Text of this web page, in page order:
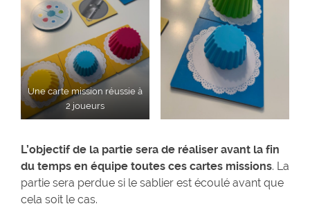
Une carte mission réussie à
2 joueurs
L’objectif de la partie sera de réaliser avant la fin
du temps en équipe toutes ces cartes missions. La
partie sera perdue si le sablier est écoulé avant que
cela soit le cas.